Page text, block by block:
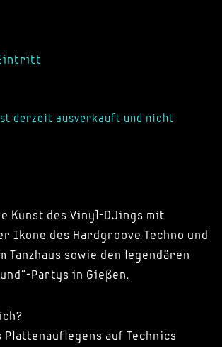
derzeit ausverkauft und nicht
Kunst des Vinyl-DJings mit
Ikone des Hardgroove Techno und
Tanzhaus sowie den legendären
Partys in Gießen.
Plattenauflegens auf Technics